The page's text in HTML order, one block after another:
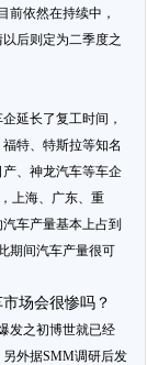
前依然在持续中，
后则定为二季度之
延长了复工时间，
特、特斯拉等知名
、神龙汽车等车企
上海、广东、重
车产量基本上占到
期间汽车产量很可
发之初博世就已经
外据SMM调研后发